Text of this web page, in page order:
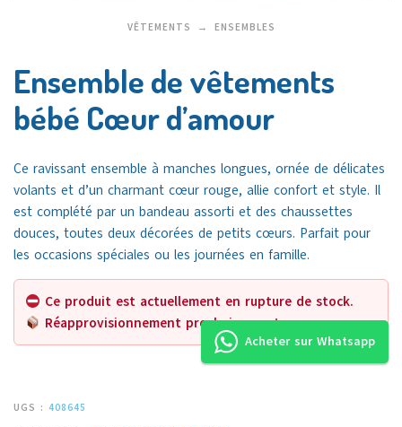
VÊTEMENTS ENSEMBLES
Ensemble de vêtements
bébé Cœur d’amour
Ce ravissant ensemble à manches longues, ornée de délicates
volants et d’un charmant cœur rouge, allie confort et style. Il
est complété par un bandeau assorti et des chaussettes
douces, toutes deux décorées de petits cœurs. Parfait pour
les occasions spéciales ou les journées en famille.
Ce produit est actuellement en rupture de stock.
Réapprovisionnement prochainement.
Acheter sur Whatsapp
UGS : 408645